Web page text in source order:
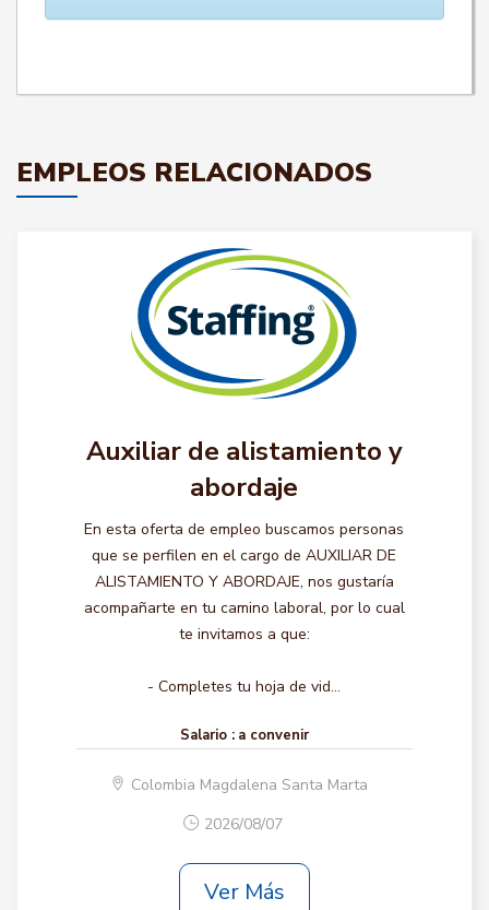
EMPLEOS RELACIONADOS
Auxiliar de alistamiento y
abordaje
En esta oferta de empleo buscamos personas
que se perfilen en el cargo de AUXILIAR DE
ALISTAMIENTO Y ABORDAJE, nos gustaría
acompañarte en tu camino laboral, por lo cual
te invitamos a que:
- Completes tu hoja de vid...
Salario : a convenir
Colombia Magdalena Santa Marta
2026/08/07
Ver Más